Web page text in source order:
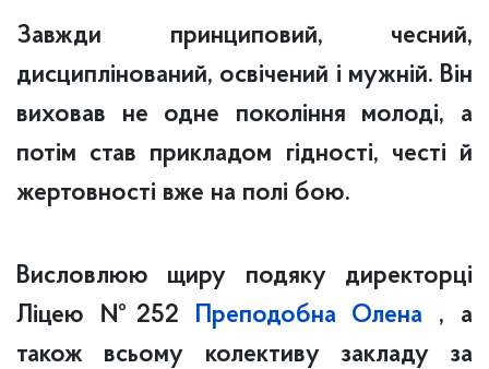
Завжди принциповий, чесний,
дисциплінований, освічений і мужній. Він
виховав не одне покоління молоді, а
потім став прикладом гідності, честі й
жертовності вже на полі бою.
Висловлюю щиру подяку директорці
Ліцею №252 Преподобна Олена , а
також всьому колективу закладу за